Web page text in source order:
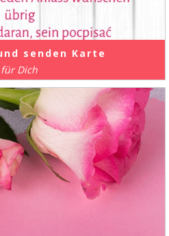
senden Karte
für Dich